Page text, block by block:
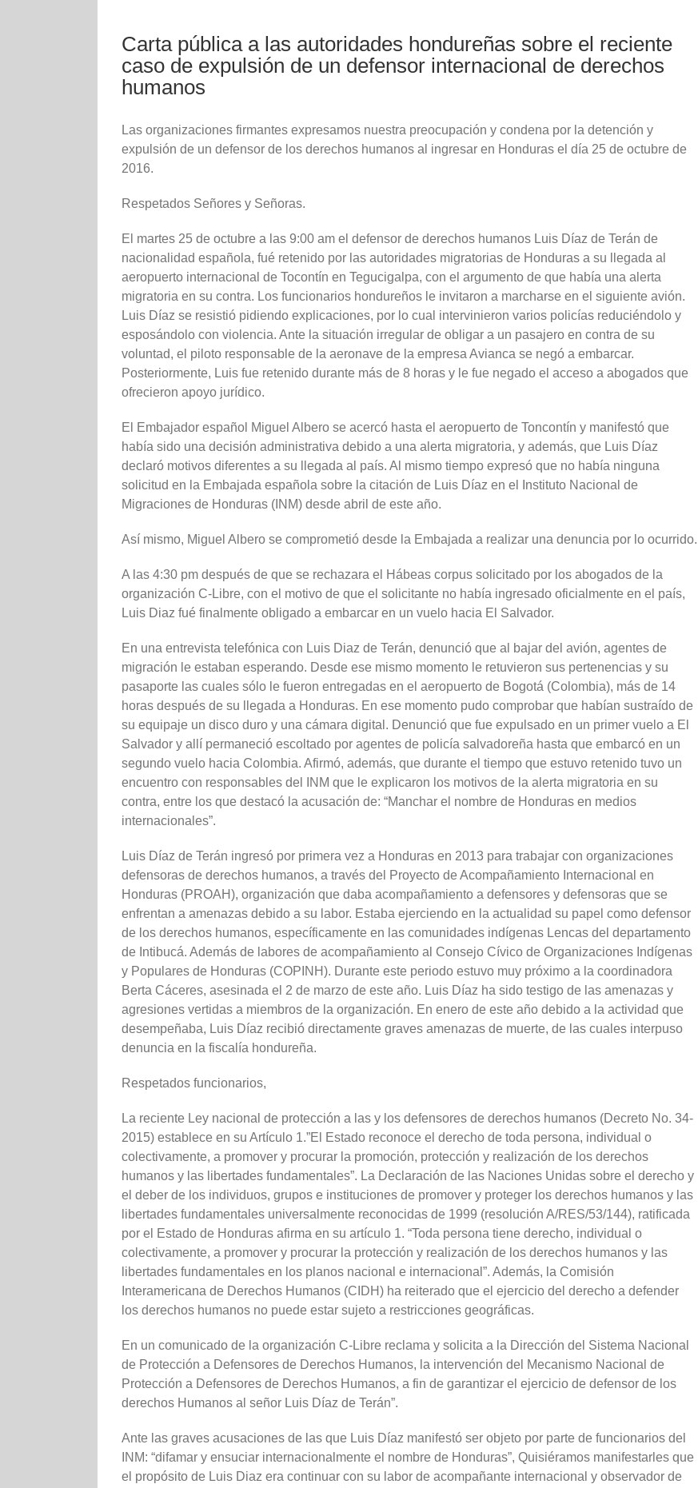
Carta pública a las autoridades hondureñas sobre el reciente
caso de expulsión de un defensor internacional de derechos
humanos
Las organizaciones firmantes expresamos nuestra preocupación y condena por la detención y
expulsión de un defensor de los derechos humanos al ingresar en Honduras el día 25 de octubre de
2016.
Respetados Señores y Señoras.
El martes 25 de octubre a las 9:00 am el defensor de derechos humanos Luis Díaz de Terán de
nacionalidad española, fué retenido por las autoridades migratorias de Honduras a su llegada al
aeropuerto internacional de Tocontín en Tegucigalpa, con el argumento de que había una alerta
migratoria en su contra. Los funcionarios hondureños le invitaron a marcharse en el siguiente avión.
Luis Díaz se resistió pidiendo explicaciones, por lo cual intervinieron varios policías reduciéndolo y
esposándolo con violencia. Ante la situación irregular de obligar a un pasajero en contra de su
voluntad, el piloto responsable de la aeronave de la empresa Avianca se negó a embarcar.
Posteriormente, Luis fue retenido durante más de 8 horas y le fue negado el acceso a abogados que
ofrecieron apoyo jurídico.
El Embajador español Miguel Albero se acercó hasta el aeropuerto de Toncontín y manifestó que
había sido una decisión administrativa debido a una alerta migratoria, y además, que Luis Díaz
declaró motivos diferentes a su llegada al país. Al mismo tiempo expresó que no había ninguna
solicitud en la Embajada española sobre la citación de Luis Díaz en el Instituto Nacional de
Migraciones de Honduras (INM) desde abril de este año.
Así mismo, Miguel Albero se comprometió desde la Embajada a realizar una denuncia por lo ocurrido.
A las 4:30 pm después de que se rechazara el Hábeas corpus solicitado por los abogados de la
organización C-Libre, con el motivo de que el solicitante no había ingresado oficialmente en el país,
Luis Diaz fué finalmente obligado a embarcar en un vuelo hacia El Salvador.
En una entrevista telefónica con Luis Diaz de Terán, denunció que al bajar del avión, agentes de
migración le estaban esperando. Desde ese mismo momento le retuvieron sus pertenencias y su
pasaporte las cuales sólo le fueron entregadas en el aeropuerto de Bogotá (Colombia), más de 14
horas después de su llegada a Honduras. En ese momento pudo comprobar que habían sustraído de
su equipaje un disco duro y una cámara digital. Denunció que fue expulsado en un primer vuelo a El
Salvador y allí permaneció escoltado por agentes de policía salvadoreña hasta que embarcó en un
segundo vuelo hacia Colombia. Afirmó, además, que durante el tiempo que estuvo retenido tuvo un
encuentro con responsables del INM que le explicaron los motivos de la alerta migratoria en su
contra, entre los que destacó la acusación de: “Manchar el nombre de Honduras en medios
internacionales”.
Luis Díaz de Terán ingresó por primera vez a Honduras en 2013 para trabajar con organizaciones
defensoras de derechos humanos, a través del Proyecto de Acompañamiento Internacional en
Honduras (PROAH), organización que daba acompañamiento a defensores y defensoras que se
enfrentan a amenazas debido a su labor. Estaba ejerciendo en la actualidad su papel como defensor
de los derechos humanos, específicamente en las comunidades indígenas Lencas del departamento
de Intibucá. Además de labores de acompañamiento al Consejo Cívico de Organizaciones Indígenas
y Populares de Honduras (COPINH). Durante este periodo estuvo muy próximo a la coordinadora
Berta Cáceres, asesinada el 2 de marzo de este año. Luis Díaz ha sido testigo de las amenazas y
agresiones vertidas a miembros de la organización. En enero de este año debido a la actividad que
desempeñaba, Luis Díaz recibió directamente graves amenazas de muerte, de las cuales interpuso
denuncia en la fiscalía hondureña.
Respetados funcionarios,
La reciente Ley nacional de protección a las y los defensores de derechos humanos (Decreto No. 34-
2015) establece en su Artículo 1.”El Estado reconoce el derecho de toda persona, individual o
colectivamente, a promover y procurar la promoción, protección y realización de los derechos
humanos y las libertades fundamentales”. La Declaración de las Naciones Unidas sobre el derecho y
el deber de los individuos, grupos e instituciones de promover y proteger los derechos humanos y las
libertades fundamentales universalmente reconocidas de 1999 (resolución A/RES/53/144), ratificada
por el Estado de Honduras afirma en su artículo 1. “Toda persona tiene derecho, individual o
colectivamente, a promover y procurar la protección y realización de los derechos humanos y las
libertades fundamentales en los planos nacional e internacional”. Además, la Comisión
Interamericana de Derechos Humanos (CIDH) ha reiterado que el ejercicio del derecho a defender
los derechos humanos no puede estar sujeto a restricciones geográficas.
En un comunicado de la organización C-Libre reclama y solicita a la Dirección del Sistema Nacional
de Protección a Defensores de Derechos Humanos, la intervención del Mecanismo Nacional de
Protección a Defensores de Derechos Humanos, a fin de garantizar el ejercicio de defensor de los
derechos Humanos al señor Luis Díaz de Terán”.
Ante las graves acusaciones de las que Luis Díaz manifestó ser objeto por parte de funcionarios del
INM: “difamar y ensuciar internacionalmente el nombre de Honduras”, Quisiéramos manifestarles que
el propósito de Luis Diaz era continuar con su labor de acompañante internacional y observador de